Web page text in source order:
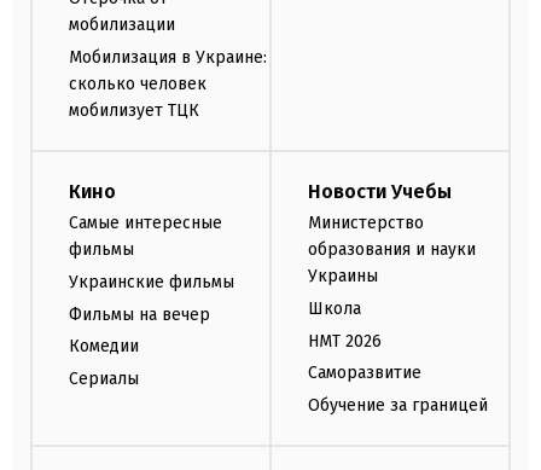
мобилизации
Мобилизация в Украине:
сколько человек
мобилизует ТЦК
Кино
Самые интересные
фильмы
Украинские фильмы
Фильмы на вечер
Комедии
Сериалы
Новости Учебы
Министерство
образования и науки
Украины
Школа
НМТ 2026
Саморазвитие
Обучение за границей